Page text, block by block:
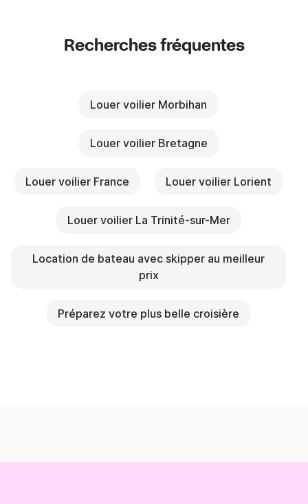
Recherches fréquentes
Louer voilier Morbihan
Louer voilier Bretagne
Louer voilier France Louer voilier Lorient
Louer voilier La Trinité-sur-Mer
Location de bateau avec skipper au meilleur
prix
Préparez votre plus belle croisière